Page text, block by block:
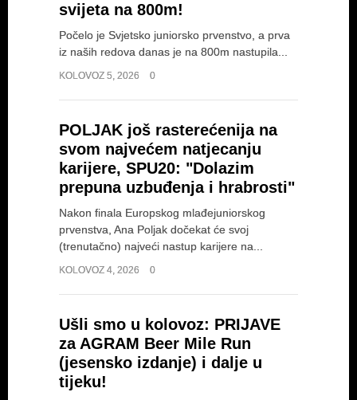
svijeta na 800m!
Počelo je Svjetsko juniorsko prvenstvo, a prva
iz naših redova danas je na 800m nastupila...
KOLOVOZ 5, 2026 0
POLJAK još rasterećenija na
svom najvećem natjecanju
karijere, SPU20: "Dolazim
prepuna uzbuđenja i hrabrosti"
Nakon finala Europskog mlađejuniorskog
prvenstva, Ana Poljak dočekat će svoj
(trenutačno) najveći nastup karijere na...
KOLOVOZ 4, 2026 0
Ušli smo u kolovoz: PRIJAVE
za AGRAM Beer Mile Run
(jesensko izdanje) i dalje u
tijeku!